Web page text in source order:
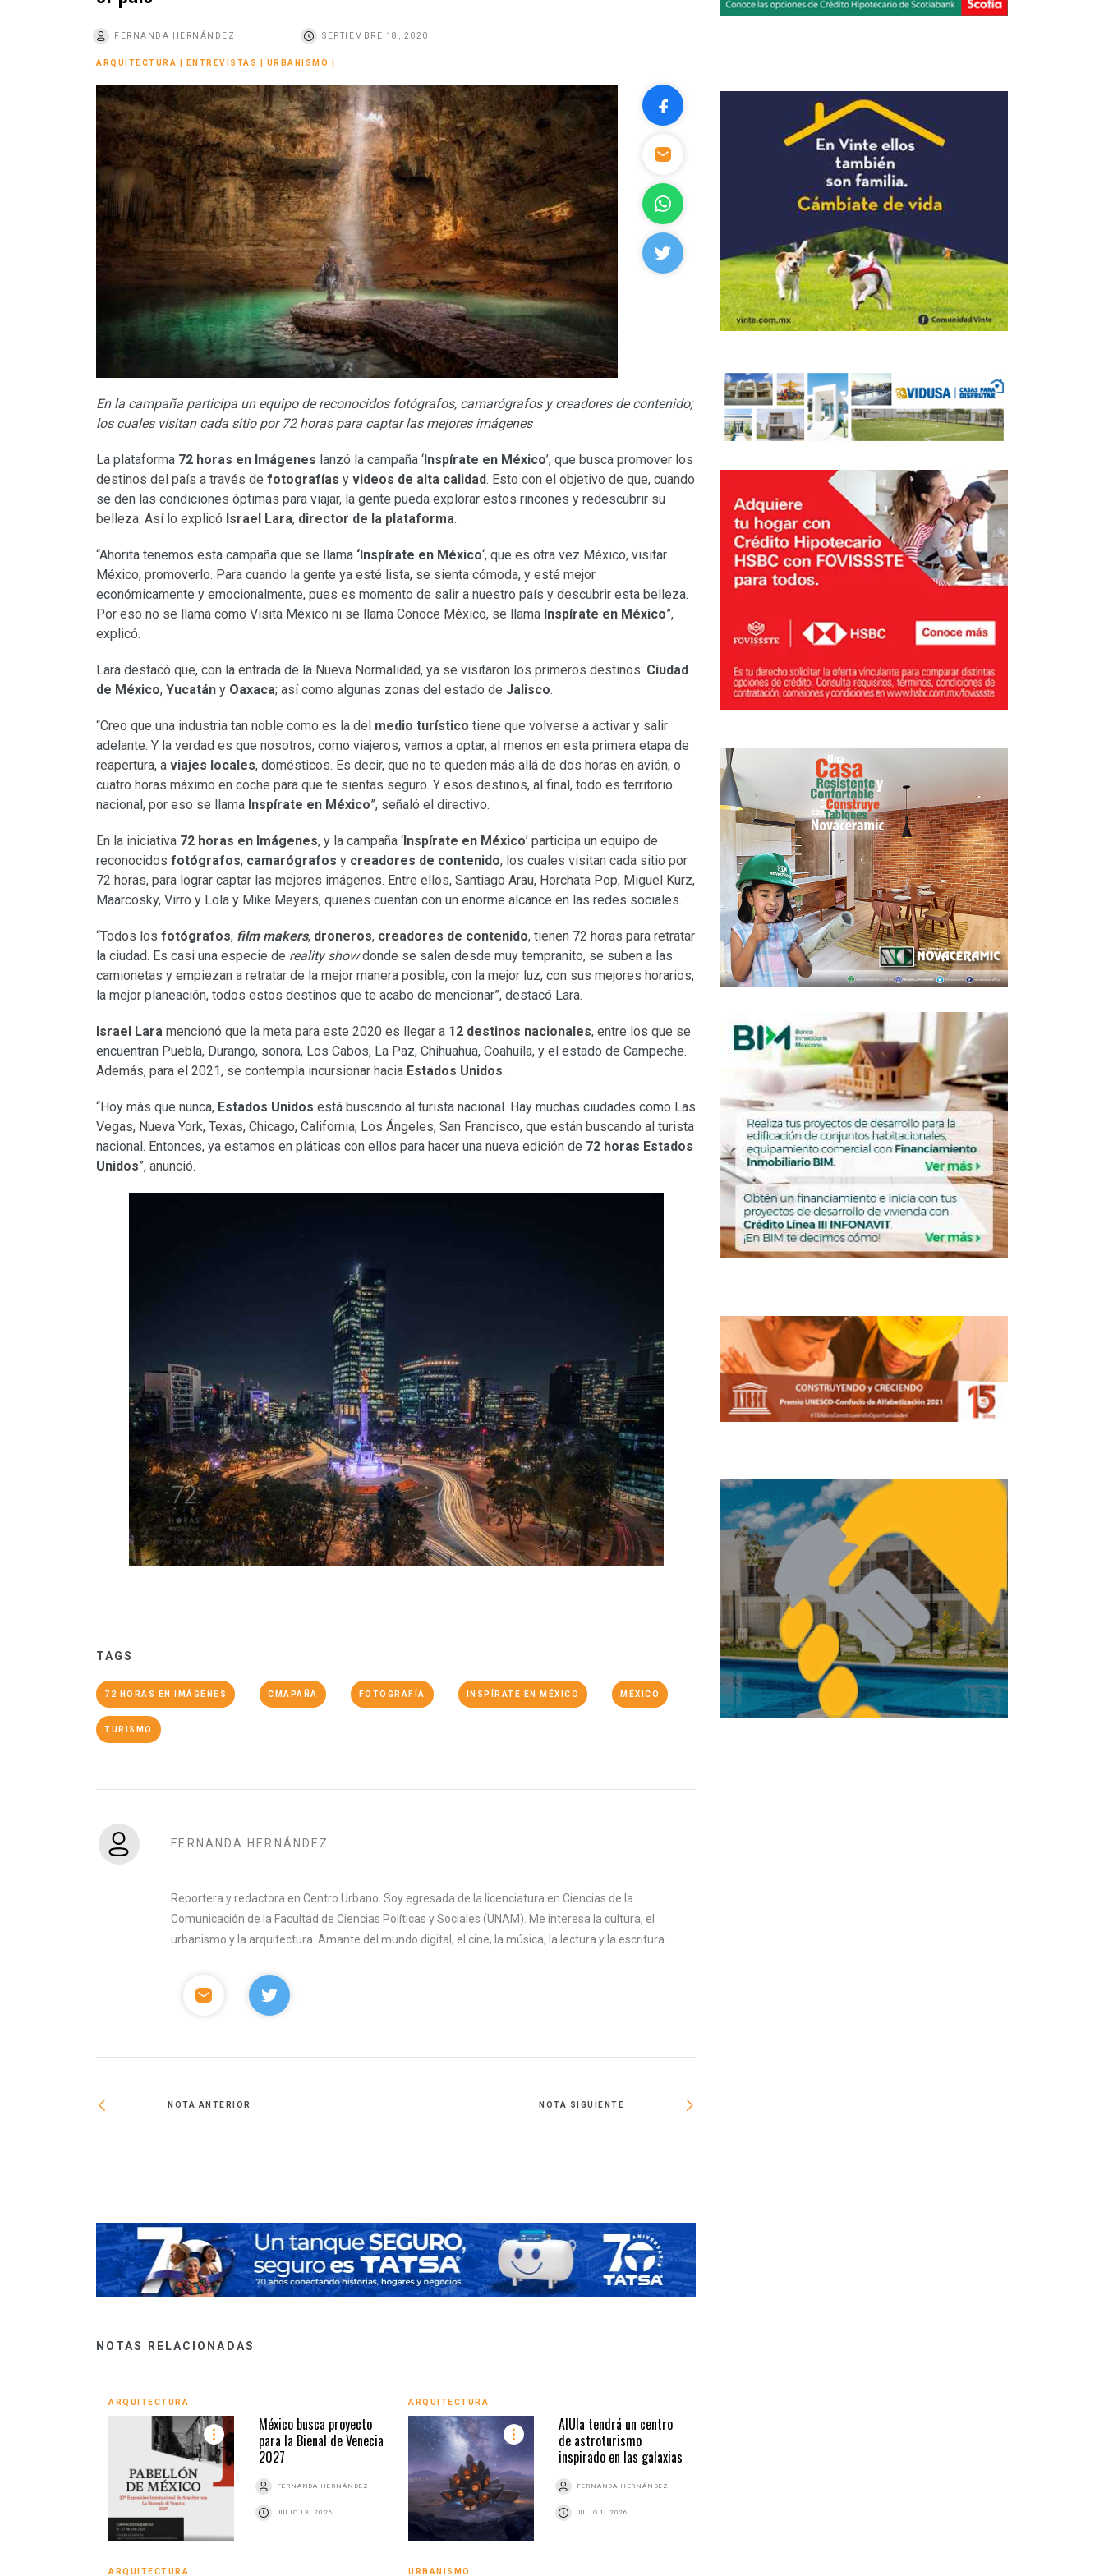
FERNANDA HERNÁNDEZ SEPTIEMBRE 18, 2020
ARQUITECTURA ENTREVISTAS URBANISMO
En la campaña participa un equipo de reconocidos fotógrafos, camarógrafos y creadores de contenido;
los cuales visitan cada sitio por 72 horas para captar las mejores imágenes
La plataforma 72 horas en Imágenes lanzó la campaña ‘ Inspírate en México’, que busca promover los
destinos del país a través de fotografías y videos de alta calidad. Esto con el objetivo de que, cuando
se den las condiciones óptimas para viajar, la gente pueda explorar estos rincones y redescubrir su
belleza. Así lo explicó Israel Lara, director de la plataforma.
“Ahorita tenemos esta campaña que se llama ‘Inspírate en México‘, que es otra vez México, visitar
México, promoverlo. Para cuando la gente ya esté lista, se sienta cómoda, y esté mejor
económicamente y emocionalmente, pues es momento de salir a nuestro país y descubrir esta belleza.
Por eso no se llama como Visita México ni se llama Conoce México, se llama Inspírate en México”,
explicó.
Lara destacó que, con la entrada de la Nueva Normalidad, ya se visitaron los primeros destinos: Ciudad
de México, Yucatán y Oaxaca; así como algunas zonas del estado de Jalisco.
“Creo que una industria tan noble como es la del medio turístico tiene que volverse a activar y salir
adelante. Y la verdad es que nosotros, como viajeros, vamos a optar, al menos en esta primera etapa de
reapertura, a viajes locales, domésticos. Es decir, que no te queden más allá de dos horas en avión, o
cuatro horas máximo en coche para que te sientas seguro. Y esos destinos, al final, todo es territorio
nacional, por eso se llama Inspírate en México”, señaló el directivo.
En la iniciativa 72 horas en Imágenes, y la campaña ‘ Inspírate en México’ participa un equipo de
reconocidos fotógrafos, camarógrafos y creadores de contenido; los cuales visitan cada sitio por
72 horas, para lograr captar las mejores imágenes. Entre ellos, Santiago Arau, Horchata Pop, Miguel Kurz,
Maarcosky, Virro y Lola y Mike Meyers, quienes cuentan con un enorme alcance en las redes sociales.
“Todos los fotógrafos, film makers, droneros, creadores de contenido, tienen 72 horas para retratar
la ciudad. Es casi una especie de reality showdonde se salen desde muy tempranito, se suben a las
camionetas y empiezan a retratar de la mejor manera posible, con la mejor luz, con sus mejores horarios,
la mejor planeación, todos estos destinos que te acabo de mencionar”, destacó Lara.
Israel Lara mencionó que la meta para este 2020 es llegar a 12 destinos nacionales, entre los que se
encuentran Puebla, Durango, sonora, Los Cabos, La Paz, Chihuahua, Coahuila, y el estado de Campeche.
Además, para el 2021, se contempla incursionar hacia Estados Unidos.
“Hoy más que nunca, Estados Unidos está buscando al turista nacional. Hay muchas ciudades como Las
Vegas, Nueva York, Texas, Chicago, California, Los Ángeles, San Francisco, que están buscando al turista
nacional. Entonces, ya estamos en pláticas con ellos para hacer una nueva edición de 72 horas Estados
Unidos”, anunció.
TAGS
72 HORAS EN IMÁGENES CMAPAÑA FOTOGRAFÍA INSPÍRATE EN MÉXICO MÉXICO
TURISMO
FERNANDA HERNÁNDEZ
Reportera y redactora en Centro Urbano. Soy egresada de la licenciatura en Ciencias de la
Comunicación de la Facultad de Ciencias Políticas y Sociales (UNAM). Me interesa la cultura, el
urbanismo y la arquitectura. Amante del mundo digital, el cine, la música, la lectura y la escritura.
NOTA ANTERIOR NOTA SIGUIENTE
NOTAS RELACIONADAS
ARQUITECTURA
México busca proyecto
para la Bienal de Venecia
2027
FERNANDA HERNÁNDEZ
JULIO 13, 2026
ARQUITECTURA
AlUla tendrá un centro
de astroturismo
inspirado en las galaxias
FERNANDA HERNÁNDEZ
JULIO 1, 2026
ARQUITECTURA URBANISMO